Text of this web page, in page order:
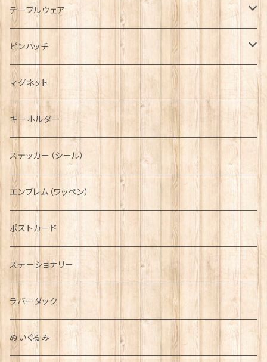
キャップ
ハンチング帽
キャスケット
ディアストーカー
ニット帽
Tシャツ
マフラー
タータン【Bronte by Moon】
タータン【Glencroft】
ボタンラップマフラー【Aran Traditions】
サッシュ
スカーフ
ファッションマスク
ブローチ
ペンダント
チャーム
その他のアクセサリー
インテリア置物
ラブスプーン
ラブスプーン【SION LLEWELLYN】
ラブスプーン【PAUL CURTIS】
ファブリック
テーブルウェア
ティータオル
ペーパーナプキン
ティーコジー
その他テーブルウェア
ピンバッチ
ジェネラルデザイン
乗り物
動物＆植物
国旗＆紋章
音楽＆楽器
運動＆人物
シンボル
ミリタリー
NAVY
AIRFORCE
ピューター
マグネット
キーホルダー
ステッカー（シール）
エンブレム（ワッペン）
ポストカード
ステーショナリー
ラバーダック
ぬいぐるみ